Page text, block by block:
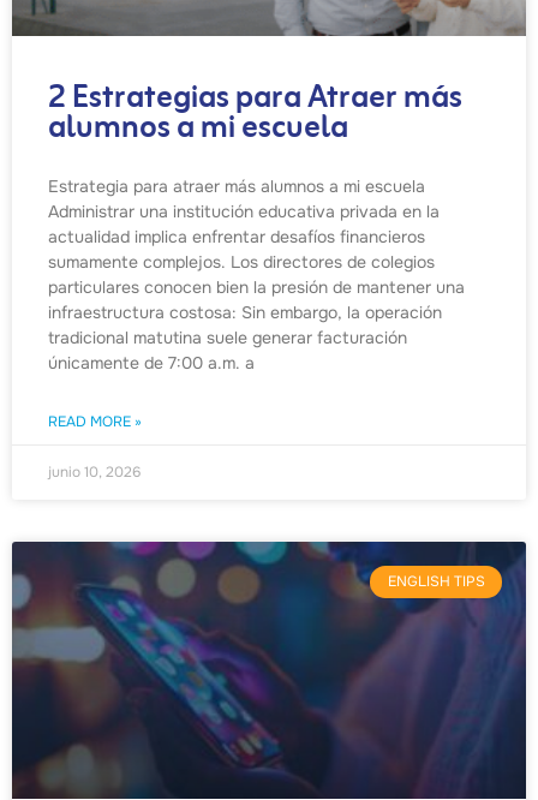
2 Estrategias para Atraer más
alumnos a mi escuela
Estrategia para atraer más alumnos a mi escuela
Administrar una institución educativa privada en la
actualidad implica enfrentar desafíos financieros
sumamente complejos. Los directores de colegios
particulares conocen bien la presión de mantener una
infraestructura costosa: Sin embargo, la operación
tradicional matutina suele generar facturación
únicamente de 7:00 a.m. a
READ MORE »
junio 10, 2026
ENGLISH TIPS